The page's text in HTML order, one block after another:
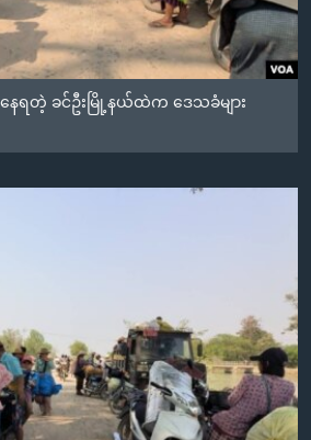
ေရတဲ့ ခင်ဦးမြို့နယ်ထဲက ဒေသခံများ